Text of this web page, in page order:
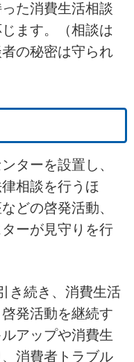
た消費生活相談
ます。（相談は
の秘密は守られ
ターを設置し、
相談を行うほ
どの啓発活動、
ーが見守りを行
き続き、消費生活
発活動を継続す
アップや消費生
消費者トラブル